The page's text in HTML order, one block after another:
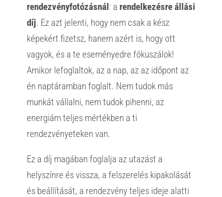
rendezvényfotózásnál: a rendelkezésre állási
díj. Ez azt jelenti, hogy nem csak a kész
képekért fizetsz, hanem azért is, hogy ott
vagyok, és a te eseményedre fókuszálok!
Amikor lefoglaltok, az a nap, az az időpont az
én naptáramban foglalt. Nem tudok más
munkát vállalni, nem tudok pihenni, az
energiám teljes mértékben a ti
rendezvényeteken van.
Ez a díj magában foglalja az utazást a
helyszínre és vissza, a felszerelés kipakolását
és beállítását, a rendezvény teljes ideje alatti